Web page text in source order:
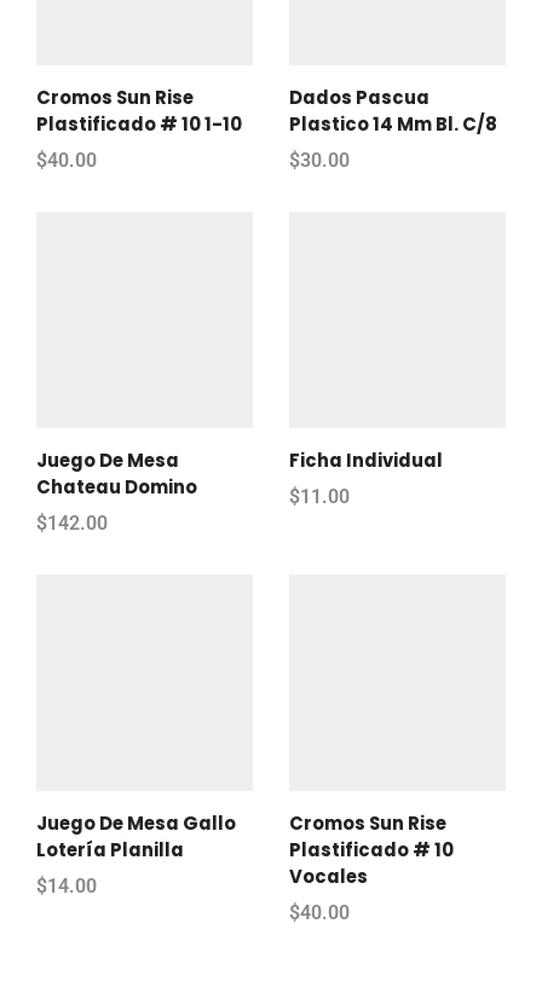
Cromos Sun Rise
Plastificado # 10 1-10
$40.00
Dados Pascua
Plastico 14 Mm Bl. C/8
$30.00
Juego De Mesa
Chateau Domino
$142.00
Ficha Individual
$11.00
Juego De Mesa Gallo
Lotería Planilla
$14.00
Cromos Sun Rise
Plastificado # 10
Vocales
$40.00